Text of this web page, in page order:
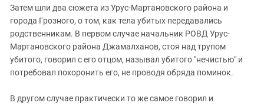
Затем шли два сюжета из Урус-Мартановского района и
города Грозного, о том, как тела убитых передавались
родственникам. В первом случае начальник РОВД Урус-
Мартановского района Джамалханов, стоя над трупом
убитого, говорил с его отцом, называл убитого "нечистью" и
потребовал похоронить его, не проводя обряда поминок.
В другом случае практически то же самое говорил и